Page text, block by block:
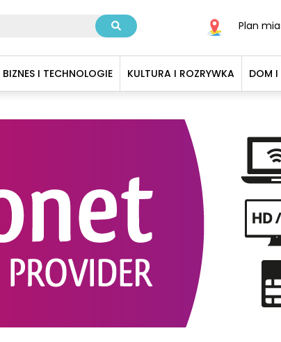
Plan
BIZNES I TECHNOLOGIE KULTURA I ROZRYWKA DOM I